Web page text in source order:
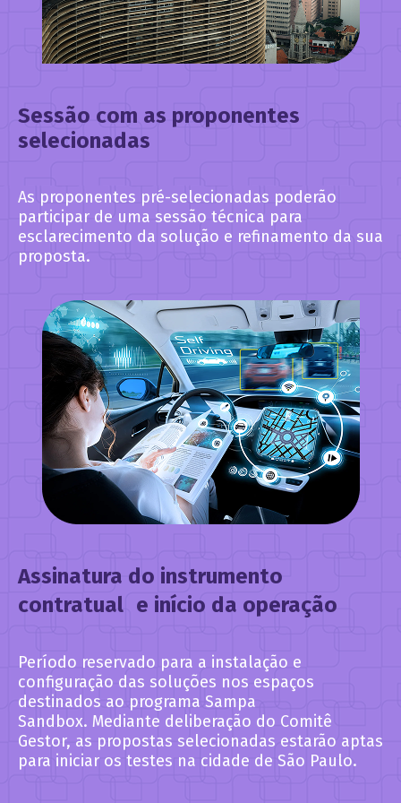
Sessão com as proponentes
selecionadas
As proponentes pré-selecionadas poderão
participar de uma sessão técnica para
esclarecimento da solução e refinamento da sua
proposta.
Assinatura do instrumento
contratual e início da operação
Período reservado para a instalação e
configuração das soluções nos espaços
destinados ao programa Sampa
Sandbox. Mediante deliberação do Comitê
Gestor, as propostas selecionadas estarão aptas
para iniciar os testes na cidade de São Paulo.